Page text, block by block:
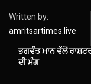
Written by:
amritsartimes.live
ਭਗਵੰਤ ਮਾਨ ਵੱਲੋਂ
ਦੀ ਮੰਗ